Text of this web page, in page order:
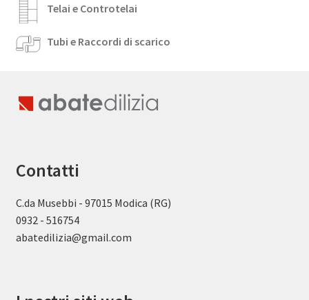
Telai e Controtelai
Tubi e Raccordi di scarico
Contatti
C.da Musebbi - 97015 Modica (RG)
0932 - 516754
abatedilizia@gmail.com